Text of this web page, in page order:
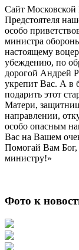
Сайт
Предстоятеля
особо
министра
настоящему
убеждению, по
дорогой Андрей
укрепит Вас. А в
подарить этот
Матери,
направлении,
особо опасным
Вас на Вашем
Помогай Вам
министру!»
Фото к